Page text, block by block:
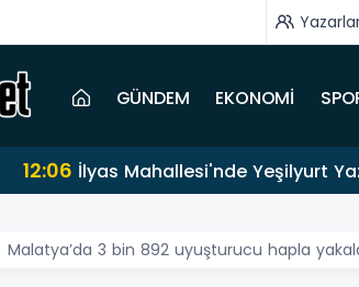
GÜNDEM EKONOMİ
12:06 İlyas Mahallesi'nde Yeşilyurt
Malatya’da 3 bin 892 uyuşturucu hapla